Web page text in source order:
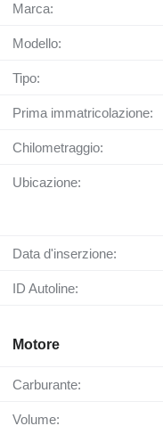
Marca:
Modello:
Tipo:
Prima immatricolazione:
Chilometraggio:
Ubicazione:
Data d'inserzione:
ID Autoline:
Motore
Carburante:
Volume: